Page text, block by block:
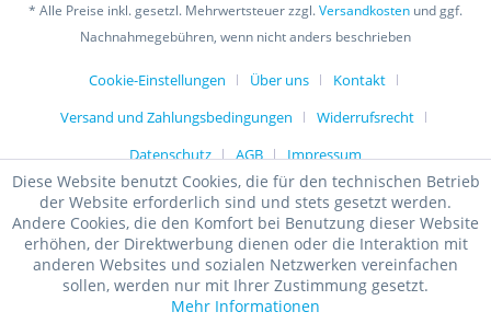
* Alle Preise inkl. gesetzl. Mehrwertsteuer zzgl.Versandkosten und ggf.
Nachnahmegebühren, wenn nicht anders beschrieben
Cookie-Einstellungen Über uns
Kontakt
Versand und Zahlungsbedingungen
Widerrufsrecht
Datenschutz
AGB Impressum
Diese Website benutzt Cookies, die für den technischen Betrieb
der Website erforderlich sind und stets gesetzt werden.
Andere Cookies, die den Komfort bei Benutzung dieser Website
erhöhen, der Direktwerbung dienen oder die Interaktion mit
anderen Websites und sozialen Netzwerken vereinfachen
sollen, werden nur mit Ihrer Zustimmung gesetzt.
Mehr Informationen